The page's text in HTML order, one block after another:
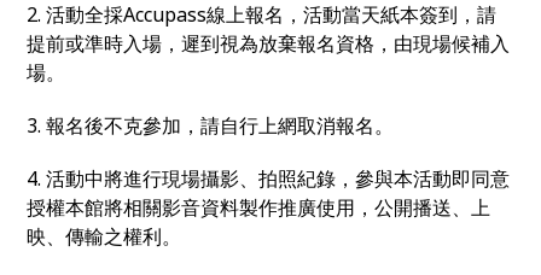
2. 活動全採Accupass線上報名，活動當天紙本簽到，請
提前或準時入場，遲到視為放棄報名資格，由現場候補入
場。
3. 報名後不克參加，請自行上網取消報名。
4. 活動中將進行現場攝影、拍照紀錄，參與本活動即同意
授權本館將相關影音資料製作推廣使用，公開播送、上
映、傳輸之權利。